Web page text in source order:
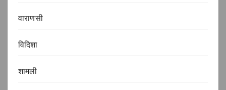
वाराणसी
विदिशा
शामली